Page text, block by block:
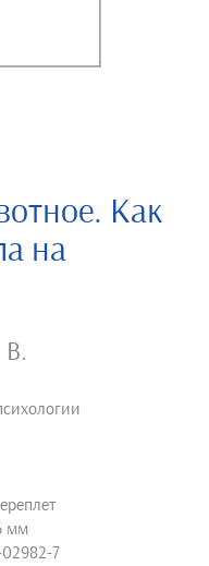
Как
на
В.
мм
7